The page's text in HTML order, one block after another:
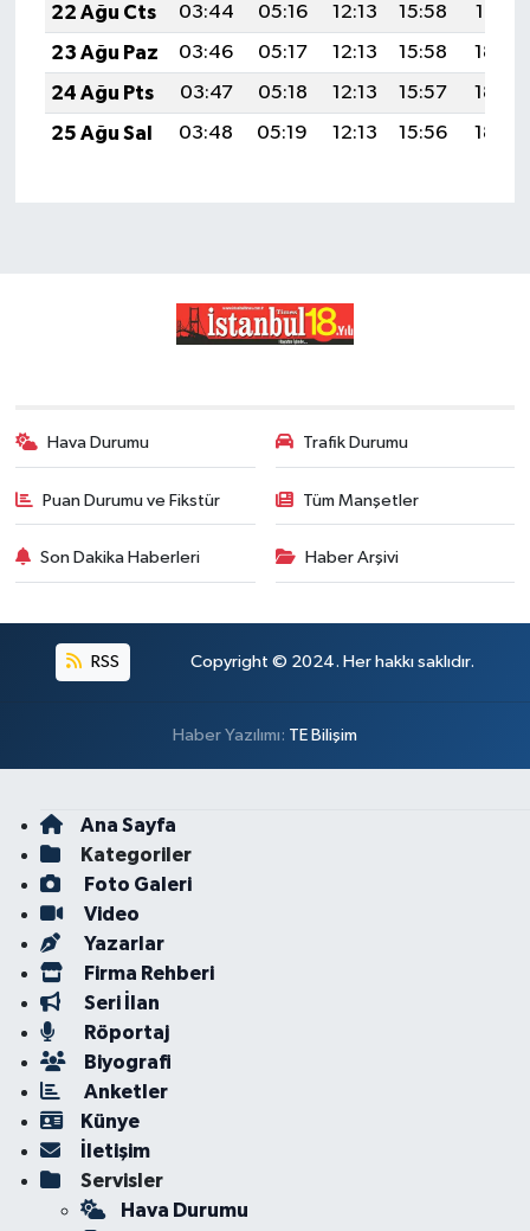
22 Ağu Cts
03:44 05:16 12:13 15:58
19:01
23 Ağu Paz
03:46 05:17 12:13 15:58
18:59
24 Ağu Pts
03:47 05:18 12:13 15:57
18:58
25 Ağu Sal
03:48 05:19 12:13 15:56 18:56
Hava Durumu Trafik Durumu
Puan Durumu ve Fikstür Tüm Manşetler
Son Dakika Haberleri Haber Arşivi
RSS Copyright © 2024. Her hakkı saklıdır.
Haber Yazılımı: TE Bilişim
Ana Sayfa
Kategoriler
Foto Galeri
Video
Yazarlar
Firma Rehberi
Seri İlan
Röportaj
Biyografi
Anketler
Künye
İletişim
Servisler
Hava Durumu